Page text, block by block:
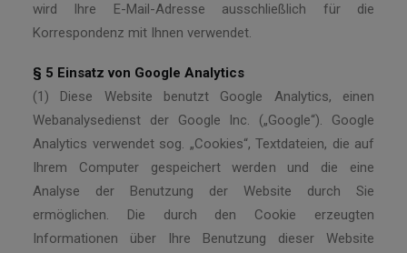
wird Ihre E-Mail-Adresse ausschließlich für die
Korrespondenz mit Ihnen verwendet.
§ 5 Einsatz von Google Analytics
(1) Diese Website benutzt Google Analytics, einen
Webanalysedienst der Google Inc. („Google“). Google
Analytics verwendet sog. „Cookies“, Textdateien, die auf
Ihrem Computer gespeichert werden und die eine
Analyse der Benutzung der Website durch Sie
ermöglichen. Die durch den Cookie erzeugten
Informationen über Ihre Benutzung dieser Website